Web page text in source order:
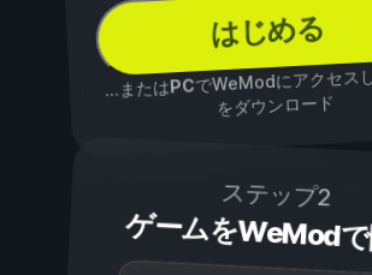
はじめる
...またはPCでWeModにアクセス
をダウンロード
ステップ2
ゲームをWeModで